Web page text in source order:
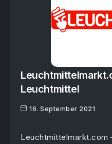
Leuchtmittel
16. September 2021
Leuchtmittelmarkt.com